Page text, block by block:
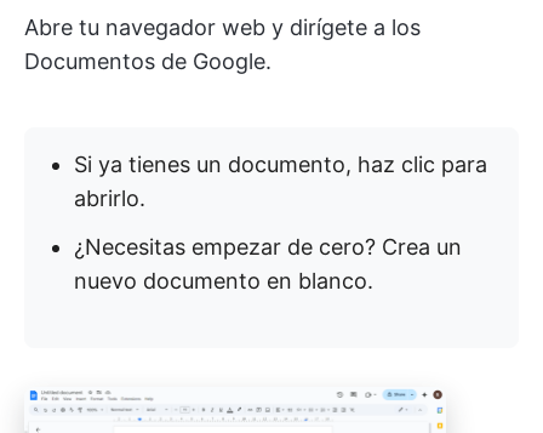
Abre tu navegador web y dirígete a los
Documentos de Google.
Si ya tienes un documento, haz clic para
abrirlo.
¿Necesitas empezar de cero? Crea un
nuevo documento en blanco.